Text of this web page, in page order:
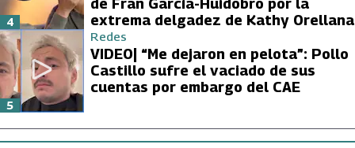
extrema delgadez de Kathy Orellana
4
Redes
VIDEO| “Me dejaron en pelota”: Pollo
Castillo sufre el vaciado de sus
cuentas por embargo del CAE
5